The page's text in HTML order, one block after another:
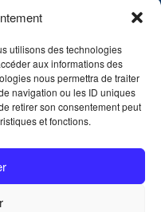
utilisons des technologies
aux informations des
nous permettra de traiter
navigation ou les ID uniques
retirer son consentement peut
et fonctions.
Fondation